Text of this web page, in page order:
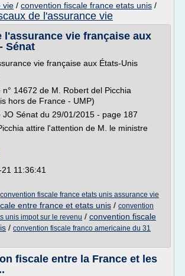
vie / convention fiscale france etats unis /
de l'assurance vie
l'assurance vie française aux
Sénat
vie française aux États-Unis
14672 de M. Robert del Picchia
hors de France - UMP)
JO Sénat du 29/01/2015 - page 187
attire l'attention de M. le ministre
11:36:41
convention fiscale france etats unis assurance vie
entre france et etats unis / convention
unis impot sur le revenu / convention fiscale
/ convention fiscale franco americaine du 31
fiscale entre la France et les